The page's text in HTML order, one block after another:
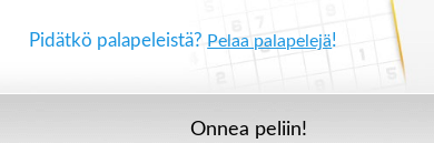
Pidätkö palapeleistä? Pelaa palapelejä!
Onnea peliin!